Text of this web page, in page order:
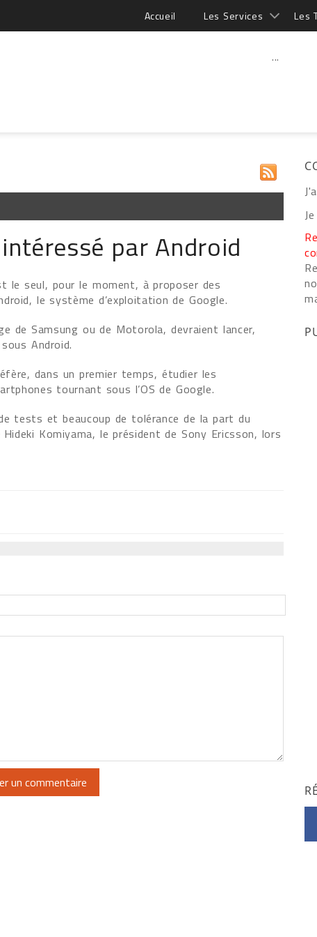
Accueil Les Services Les
...
par Android
le seul, pour le moment, à proposer des
le système d’exploitation de Google.
de Samsung ou de Motorola, devraient lancer,
Android.
dans un premier temps, étudier les
tournant sous l’OS de Google.
tests et beaucoup de tolérance de la part du
Komiyama, le président de Sony Ericsson, lors